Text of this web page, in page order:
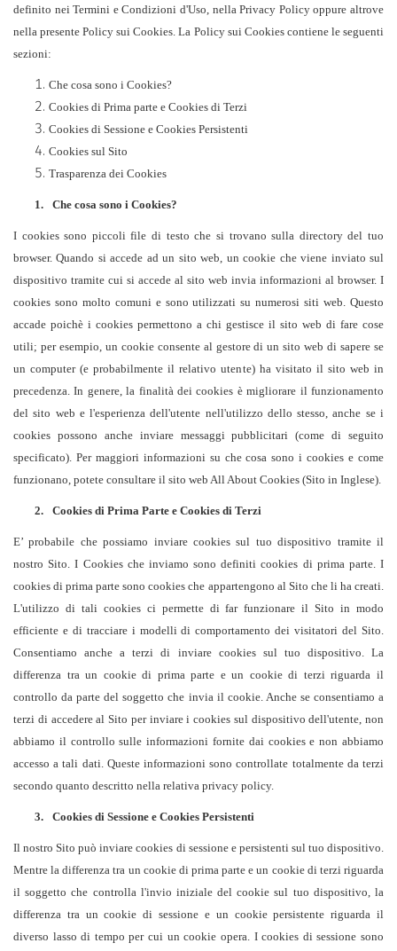
definito nei Termini e Condizioni d'Uso, nella Privacy Policy oppure altrove
nella presente Policy sui Cookies. La Policy sui Cookies contiene le seguenti
sezioni:
Che cosa sono i Cookies?
Cookies di Prima parte e Cookies di Terzi
Cookies di Sessione e Cookies Persistenti
Cookies sul Sito
Trasparenza dei Cookies
1. Che cosa sono i Cookies?
I cookies sono piccoli file di testo che si trovano sulla directory del tuo
browser. Quando si accede ad un sito web, un cookie che viene inviato sul
dispositivo tramite cui si accede al sito web invia informazioni al browser. I
cookies sono molto comuni e sono utilizzati su numerosi siti web. Questo
accade poichè i cookies permettono a chi gestisce il sito web di fare cose
utili; per esempio, un cookie consente al gestore di un sito web di sapere se
un computer (e probabilmente il relativo utente) ha visitato il sito web in
precedenza. In genere, la finalità dei cookies è migliorare il funzionamento
del sito web e l'esperienza dell'utente nell'utilizzo dello stesso, anche se i
cookies possono anche inviare messaggi pubblicitari (come di seguito
specificato). Per maggiori informazioni su che cosa sono i cookies e come
funzionano, potete consultare il sito web All About Cookies (Sito in Inglese).
2. Cookies di Prima Parte e Cookies di Terzi
E’ probabile che possiamo inviare cookies sul tuo dispositivo tramite il
nostro Sito. I Cookies che inviamo sono definiti cookies di prima parte. I
cookies di prima parte sono cookies che appartengono al Sito che li ha creati.
L'utilizzo di tali cookies ci permette di far funzionare il Sito in modo
efficiente e di tracciare i modelli di comportamento dei visitatori del Sito.
Consentiamo anche a terzi di inviare cookies sul tuo dispositivo. La
differenza tra un cookie di prima parte e un cookie di terzi riguarda il
controllo da parte del soggetto che invia il cookie. Anche se consentiamo a
terzi di accedere al Sito per inviare i cookies sul dispositivo dell'utente, non
abbiamo il controllo sulle informazioni fornite dai cookies e non abbiamo
accesso a tali dati. Queste informazioni sono controllate totalmente da terzi
secondo quanto descritto nella relativa privacy policy.
3. Cookies di Sessione e Cookies Persistenti
Il nostro Sito può inviare cookies di sessione e persistenti sul tuo dispositivo.
Mentre la differenza tra un cookie di prima parte e un cookie di terzi riguarda
il soggetto che controlla l'invio iniziale del cookie sul tuo dispositivo, la
differenza tra un cookie di sessione e un cookie persistente riguarda il
diverso lasso di tempo per cui un cookie opera. I cookies di sessione sono